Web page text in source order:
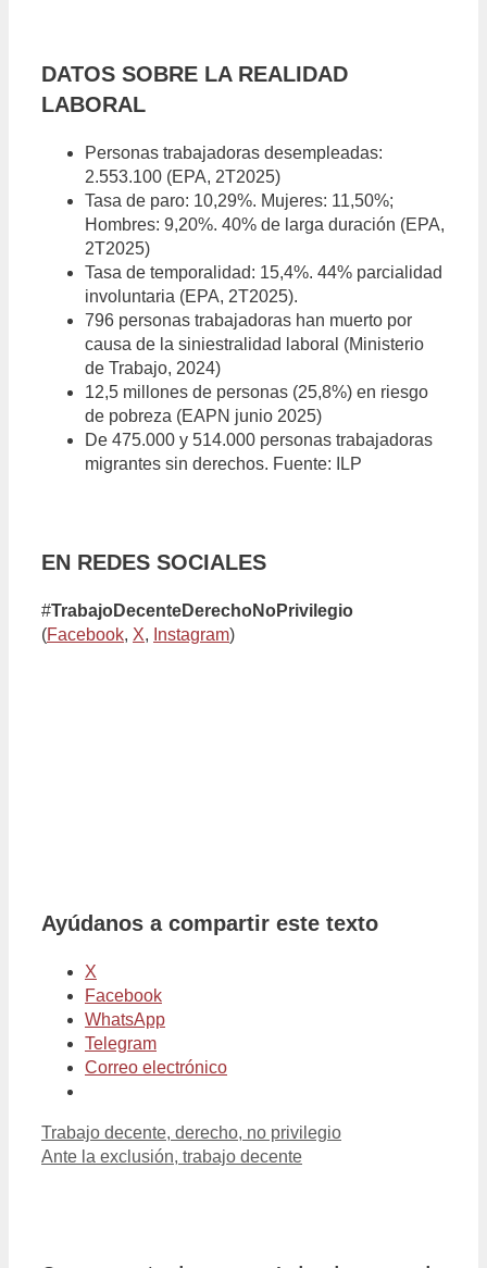
DATOS SOBRE LA REALIDAD
LABORAL
Personas trabajadoras desempleadas:
2.553.100 (EPA, 2T2025)
Tasa de paro: 10,29%. Mujeres: 11,50%;
Hombres: 9,20%. 40% de larga duración (EPA,
2T2025)
Tasa de temporalidad: 15,4%. 44% parcialidad
involuntaria (EPA, 2T2025).
796 personas trabajadoras han muerto por
causa de la siniestralidad laboral (Ministerio
de Trabajo, 2024)
12,5 millones de personas (25,8%) en riesgo
de pobreza (EAPN junio 2025)
De 475.000 y 514.000 personas trabajadoras
migrantes sin derechos. Fuente: ILP
EN REDES SOCIALES
#TrabajoDecenteDerechoNoPrivilegio
(Facebook, X, Instagram)
Ayúdanos a compartir este texto
X
Facebook
WhatsApp
Telegram
Correo electrónico
Trabajo decente, derecho, no privilegio
Ante la exclusión, trabajo decente